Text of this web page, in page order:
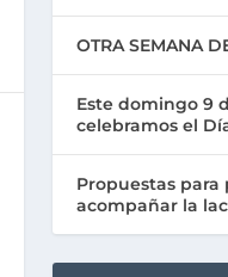
OTRA SEMANA
Este domingo 9
celebramos el
Propuestas para
acompañar la